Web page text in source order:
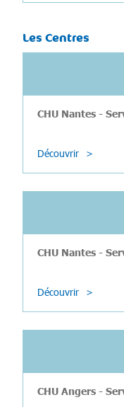
Les Centres
CHU Nantes -
Découvrir
CHU Nantes -
Découvrir
CHU Angers -